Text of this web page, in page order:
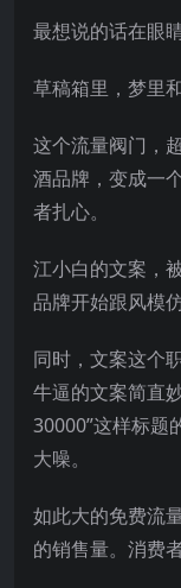
最想说的话在眼
草稿箱里，梦里
这个流量阀门，
酒品牌，变成一
者扎心。
江小白的文案，
品牌开始跟风模仿
同时，文案这个
牛逼的文案简直
30000”这样标题
大噪。
如此大的免费流
的销售量。消费